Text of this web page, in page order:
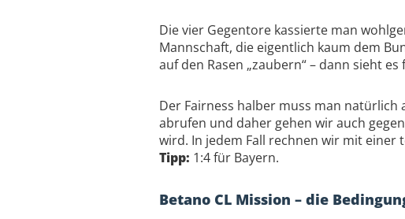
Die vier Gegentore kassierte man
Mannschaft, die eigentlich kaum dem
auf den Rasen „zaubern“ – dann sieht es
Der Fairness halber muss man
abrufen und daher gehen wir auch
wird. In jedem Fall rechnen wir mit einer
Tipp: 1:4 für Bayern.
Betano CL Mission – die